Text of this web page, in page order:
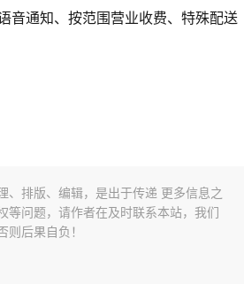
音通知、按范围营业收费、特殊配送
、排版、编辑，是出于传递 更多信息之
等问题，请作者在及时联系本站，我们
后果自负！